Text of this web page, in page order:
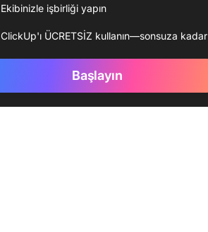
Ekibinizle işbirliği yapın
ClickUp'ı ÜCRETSİZ kullanın—sonsuza kadar
Başlayın